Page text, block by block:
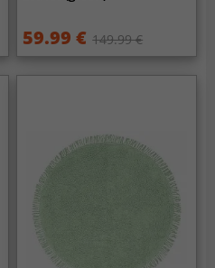
59.99 € 149.99 €